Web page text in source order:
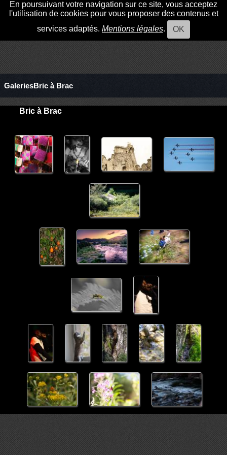
En poursuivant votre navigation sur ce site, vous acceptez
l'utilisation de cookies pour vous proposer des contenus et
services adaptés. Mentions légales. OK
GaleriesBric à Brac
Bric à Brac